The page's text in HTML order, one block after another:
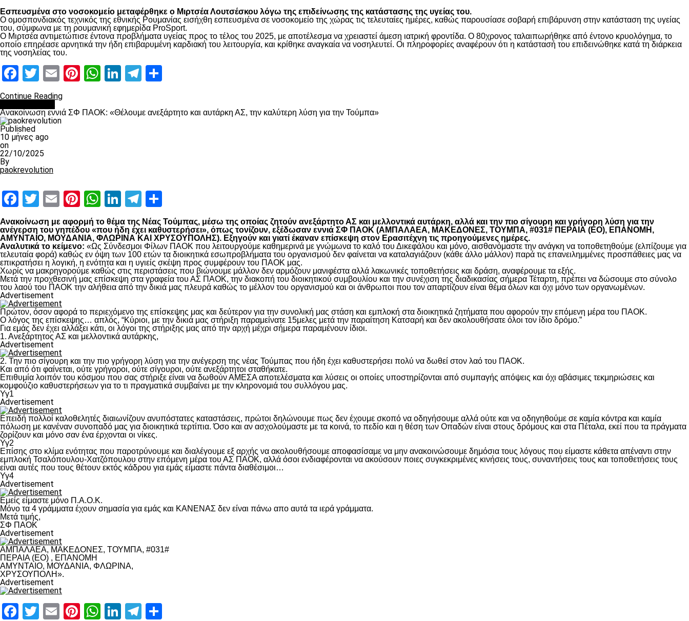
Εσπευσμένα στο νοσοκομείο μεταφέρθηκε ο Μιρτσέα Λουτσέσκου λόγω της επιδείνωσης της κατάστασης της υγείας του.
Ο ομοσπονδιακός τεχνικός της εθνικής Ρουμανίας εισήχθη εσπευσμένα σε νοσοκομείο της χώρας τις τελευταίες ημέρες, καθώς παρουσίασε σοβαρή επιβάρυνση στην κατάσταση της υγείας
του, σύμφωνα με τη ρουμανική εφημερίδα ProSport.
Ο Μιρτσέα αντιμετώπισε έντονα προβλήματα υγείας προς το τέλος του 2025, με αποτέλεσμα να χρειαστεί άμεση ιατρική φροντίδα. Ο 80χρονος ταλαιπωρήθηκε από έντονο κρυολόγημα, το
οποίο επηρέασε αρνητικά την ήδη επιβαρυμένη καρδιακή του λειτουργία, και κρίθηκε αναγκαία να νοσηλευτεί. Οι πληροφορίες αναφέρουν ότι η κατάστασή του επιδεινώθηκε κατά τη διάρκεια
της νοσηλείας του.
Facebook
Twitter
EmailPinterest
WhatsApp
LinkedIn
Telegram
Continue Reading
Ανακοίνωση εννιά ΣΦ ΠΑΟΚ: «Θέλουμε ανεξάρτητο και αυτάρκη ΑΣ, την καλύτερη λύση για την Τούμπα»
Published
10 μήνες ago
on
22/10/2025
By
paokrevolution
Facebook
Twitter
EmailPinterest
WhatsApp
LinkedIn
Telegram
Ανακοίνωση με αφορμή το θέμα της Νέας Τούμπας, μέσω της οποίας ζητούν ανεξάρτητο ΑΣ και μελλοντικά αυτάρκη, αλλά και την πιο σίγουρη και γρήγορη λύση για την
ανέγερση του γηπέδου «που ήδη έχει καθυστερήσει», όπως τονίζουν, εξέδωσαν εννιά ΣΦ ΠΑΟΚ (ΑΜΠΑΛΑΕΑ, ΜΑΚΕΔΟΝΕΣ, ΤΟΥΜΠΑ, #031# ΠΕΡΑΙΑ (ΕΟ), ΕΠΑΝΟΜΗ,
ΑΜΥΝΤΑΙΟ, ΜΟΥΔΑΝΙΑ, ΦΛΩΡΙΝΑ ΚΑΙ ΧΡΥΣΟΥΠΟΛΗΣ). Εξηγούν και γιατί έκαναν επίσκεψη στον Ερασιτέχνη τις προηγούμενες ημέρες.
Αναλυτικά το κείμενο: «Ως Σύνδεσμοι Φίλων ΠΑΟΚ που λειτουργούμε καθημερινά με γνώμωνα το καλό του Δικεφάλου και μόνο, αισθανόμαστε την ανάγκη να τοποθετηθούμε (ελπίζουμε για
τελευταία φορά) καθώς εν όψη των 100 ετών τα διοικητικά εσωπροβλήματα του οργανισμού δεν φαίνεται να καταλαγιάζουν (κάθε άλλο μάλλον) παρά τις επανειλημμένες προσπάθειες μας να
επικρατήσει η λογική, η ενότητα και η υγιείς σκέψη προς συμφέρουν του ΠΑΟΚ μας.
Χωρίς να μακρηγορούμε καθώς στις περιστάσεις που βιώνουμε μάλλον δεν αρμόζουν μανιφέστα αλλά λακωνικές τοποθετήσεις και δράση, αναφέρουμε τα εξής.
Μετά την προχθεσινή μας επίσκεψη στα γραφεία του ΑΣ ΠΑΟΚ, την διακοπή του διοικητικού συμβουλίου και την συνέχιση της διαδικασίας σήμερα Τέταρτη, πρέπει να δώσουμε στο σύνολο
του λαού του ΠΑΟΚ την αλήθεια από την δικιά μας πλευρά καθώς το μέλλον του οργανισμού και οι άνθρωποι που τον απαρτίζουν είναι θέμα όλων και όχι μόνο των οργανωμένων.
Advertisement
Πρώτον, όσον αφορά το περιεχόμενο της επίσκεψης μας και δεύτερον για την συνολική μας στάση και εμπλοκή στα διοικητικά ζητήματα που αφορούν την επόμενη μέρα του ΠΑΟΚ.
Ο λόγος της επίσκεψης… απλός, “Κύριοι, με την δικιά μας στήριξη παραμείνατε 15μελες μετά την παραίτηση Κατσαρή και δεν ακολουθήσατε όλοι τον ίδιο δρόμο.”
Για εμάς δεν έχει αλλάξει κάτι, οι λόγοι της στήριξης μας από την αρχή μέχρι σήμερα παραμένουν ίδιοι.
1. Ανεξάρτητος ΑΣ και μελλοντικά αυτάρκης,
Advertisement
2. Την πιο σίγουρη και την πιο γρήγορη λύση για την ανέγερση της νέας Τούμπας που ήδη έχει καθυστερήσει πολύ να δωθεί στον λαό του ΠΑΟΚ.
Και από ότι φαίνεται, ούτε γρήγοροι, ούτε σίγουροι, ούτε ανεξάρτητοι σταθήκατε.
Επιθυμία λοιπόν του κόσμου που σας στήριξε είναι να δωθούν ΑΜΕΣΑ αποτελέσματα και λύσεις οι οποίες υποστηρίζονται από συμπαγής απόψεις και όχι αβάσιμες τεκμηριώσεις και
κομφούζιο καθυστερήσεων για το τι πραγματικά συμβαίνει με την κληρονομιά του συλλόγου μας.
Υγ1
Advertisement
Επειδή πολλοί καλοθελητές διαιωνίζουν ανυπόστατες καταστάσεις, πρώτοι δηλώνουμε πως δεν έχουμε σκοπό να οδηγήσουμε αλλά ούτε και να οδηγηθούμε σε καμία κόντρα και καμία
πόλωση με κανέναν συνοπαδό μας για διοικητικά τερτίπια. Όσο και αν ασχολούμαστε με τα κοινά, το πεδίο και η θέση των Οπαδών είναι στους δρόμους και στα Πέταλα, εκεί που τα πράγματα
ζορίζουν και μόνο σαν ένα έρχονται οι νίκες.
Υγ2
Επίσης στο κλίμα ενότητας που παροτρύνουμε και διαλέγουμε εξ αρχής να ακολουθήσουμε αποφασίσαμε να μην ανακοινώσουμε δημόσια τους λόγους που είμαστε κάθετα απέναντι στην
εμπλοκή Τσαλόπουλου-Χατζόπουλου στην επόμενη μέρα του ΑΣ ΠΑΟΚ, αλλά όσοι ενδιαφέρονται να ακούσουν ποιες συγκεκριμένες κινήσεις τους, συναντήσεις τους και τοποθετήσεις τους
είναι αυτές που τους θέτουν εκτός κάδρου για εμάς είμαστε πάντα διαθέσιμοι…
Υγ4
Advertisement
Εμείς είμαστε μόνο Π.Α.Ο.Κ.
Μόνο τα 4 γράμματα έχουν σημασία για εμάς και ΚΑΝΕΝΑΣ δεν είναι πάνω απο αυτά τα ιερά γράμματα.
Μετά τιμής,
ΣΦ ΠΑΟΚ
Advertisement
ΑΜΠΑΛΑΕΑ, ΜΑΚΕΔΟΝΕΣ, ΤΟΥΜΠΑ, #031#
ΠΕΡΑΙΑ (ΕΟ) , ΕΠΑΝΟΜΗ
ΑΜΥΝΤΑΙΟ, ΜΟΥΔΑΝΙΑ, ΦΛΩΡΙΝΑ,
ΧΡΥΣΟΥΠΟΛΗ».
Advertisement
Facebook
Twitter
EmailPinterest
WhatsApp
LinkedIn
Telegram